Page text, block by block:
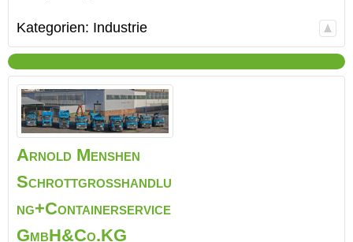
Kategorien: Industrie
Arnold Menshen
Schrottgroßhandlu
ng+Containerservice
GmbH&Co.KG